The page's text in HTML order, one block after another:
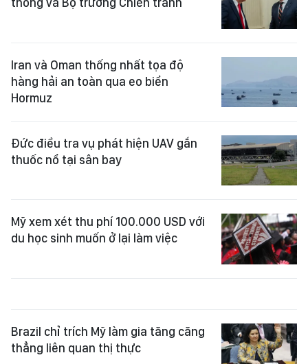
Iran và Oman thống nhất tọa độ
hàng hải an toàn qua eo biển
Hormuz
Đức điều tra vụ phát hiện UAV gắn
thuốc nổ tại sân bay
Mỹ xem xét thu phí 100.000 USD với
du học sinh muốn ở lại làm việc
Brazil chỉ trích Mỹ làm gia tăng căng
thẳng liên quan thị thực